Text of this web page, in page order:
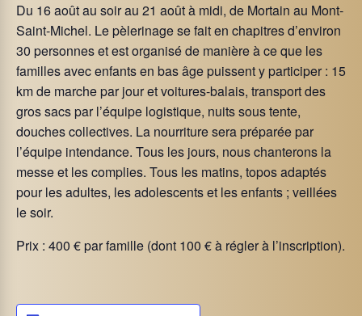
Du 16 août au soir au 21 août à midi, de Mortain au Mont-
Saint-Michel. Le pèlerinage se fait en chapitres d’environ
30 personnes et est organisé de manière à ce que les
familles avec enfants en bas âge puissent y participer : 15
km de marche par jour et voitures-balais, transport des
gros sacs par l’équipe logistique, nuits sous tente,
douches collectives. La nourriture sera préparée par
l’équipe intendance. Tous les jours, nous chanterons la
messe et les complies. Tous les matins, topos adaptés
pour les adultes, les adolescents et les enfants ; veillées
le soir.
Prix : 400 € par famille (dont 100 € à régler à l’inscription).